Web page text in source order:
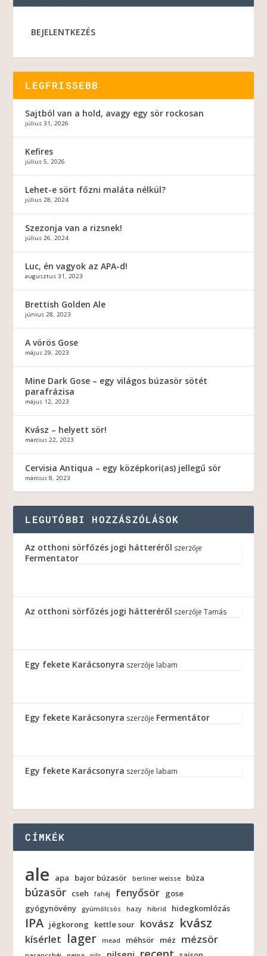
BEJELENTKEZÉS
LEGFRISSEBB
Sajtból van a hold, avagy egy sör rockosan
július 31, 2026
Kefires
július 5, 2026
Lehet-e sört főzni maláta nélkül?
július 28, 2024
Szezonja van a rizsnek!
július 26, 2024
Luc, én vagyok az APA-d!
augusztus 31, 2023
Brettish Golden Ale
június 28, 2023
A vörös Gose
május 29, 2023
Mine Dark Gose – egy világos búzasör sötét
parafrázisa
május 12, 2023
Kvász – helyett sör!
március 22, 2023
Cervisia Antiqua – egy középkori(as) jellegű sör
március 8, 2023
LEGUTÓBBI HOZZÁSZÓLÁSOK
Az otthoni sörfőzés jogi hátteréről szerzője
Fermentator
Az otthoni sörfőzés jogi hátteréről szerzőjeTamás
Egy fekete Karácsonyra szerzője labam
Egy fekete Karácsonyra szerzője Fermentátor
Egy fekete Karácsonyra szerzője labam
CÍMKÉK
ale apa bajor búzasör berliner weisse búza
búzasör cseh fahéj fenyősör gose
gyógynövény
gyümölcsös hazy hibrid hidegkomlózás
IPA jégkorong kettle sour kovász kvász
kísérlet lager mead méhsör méz mézsör